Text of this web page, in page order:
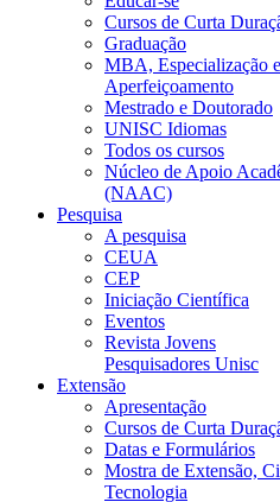
Cursos de Curta
Graduação
MBA, Especialização e
Aperfeiçoamento
Mestrado e Doutorado
UNISC Idiomas
Todos os cursos
Núcleo de Apoio
(NAAC)
Pesquisa
A pesquisa
CEUA
CEP
Iniciação Científica
Eventos
Revista Jovens
Pesquisadores Unisc
Extensão
Apresentação
Cursos de Curta
Datas e Formulários
Mostra de Extensão,
Tecnologia